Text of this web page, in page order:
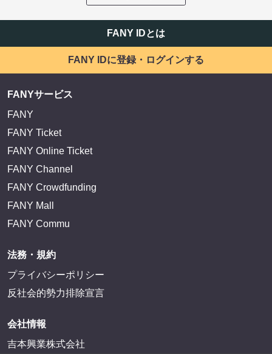
FANY IDとは
FANY IDに登録・ログインする
FANYサービス
FANY
FANY Ticket
FANY Online Ticket
FANY Channel
FANY Crowdfunding
FANY Mall
FANY Commu
法務・規約
プライバシーポリシー
反社会的勢力排除宣言
会社情報
吉本興業株式会社